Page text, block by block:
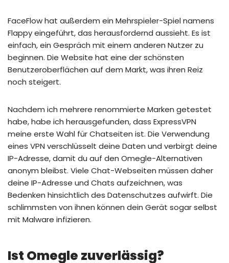
FaceFlow hat außerdem ein Mehrspieler-Spiel namens
Flappy eingeführt, das herausfordernd aussieht. Es ist
einfach, ein Gespräch mit einem anderen Nutzer zu
beginnen. Die Website hat eine der schönsten
Benutzeroberflächen auf dem Markt, was ihren Reiz
noch steigert.
Nachdem ich mehrere renommierte Marken getestet
habe, habe ich herausgefunden, dass ExpressVPN
meine erste Wahl für Chatseiten ist. Die Verwendung
eines VPN verschlüsselt deine Daten und verbirgt deine
IP-Adresse, damit du auf den Omegle-Alternativen
anonym bleibst. Viele Chat-Webseiten müssen daher
deine IP-Adresse und Chats aufzeichnen, was
Bedenken hinsichtlich des Datenschutzes aufwirft. Die
schlimmsten von ihnen können dein Gerät sogar selbst
mit Malware infizieren.
Ist Omegle zuverlässig?